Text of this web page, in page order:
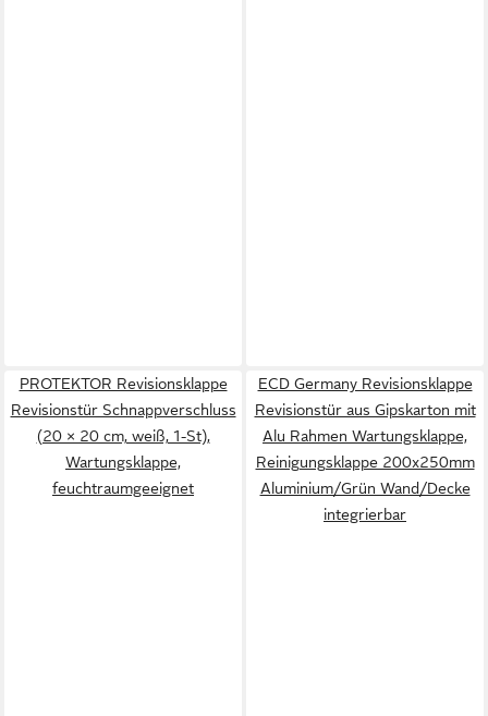
PROTEKTOR Revisionsklappe
Revisionstür Schnappverschluss
(20 × 20 cm, weiß, 1-St),
Wartungsklappe,
feuchtraumgeeignet
ECD Germany Revisionsklappe
Revisionstür aus Gipskarton mit
Alu Rahmen Wartungsklappe,
Reinigungsklappe 200x250mm
Aluminium/Grün Wand/Decke
integrierbar